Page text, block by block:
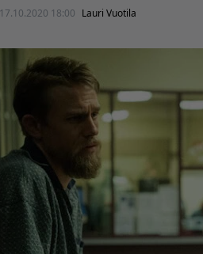
17.10.2020 18:00 Lauri Vuotila